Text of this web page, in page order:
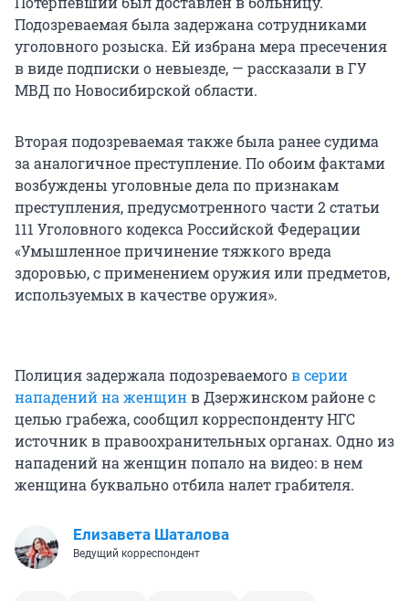
Подозреваемая была задержана сотрудниками
уголовного розыска. Ей избрана мера пресечения
в виде подписки о невыезде, — рассказали в ГУ
МВД по Новосибирской области.
Вторая подозреваемая также была ранее судима
за аналогичное преступление. По обоим фактами
возбуждены уголовные дела по признакам
преступления, предусмотренного части 2 статьи
111 Уголовного кодекса Российской Федерации
«Умышленное причинение тяжкого вреда
здоровью, с применением оружия или предметов,
используемых в качестве оружия».
Полиция задержала подозреваемогов серии
нападений на женщинв Дзержинском районе с
целью грабежа, сообщил корреспонденту НГС
источник в правоохранительных органах. Одно из
нападений на женщин попало на видео: в нем
женщина буквально отбила налет грабителя.
Елизавета Шаталова
Ведущий корреспондент